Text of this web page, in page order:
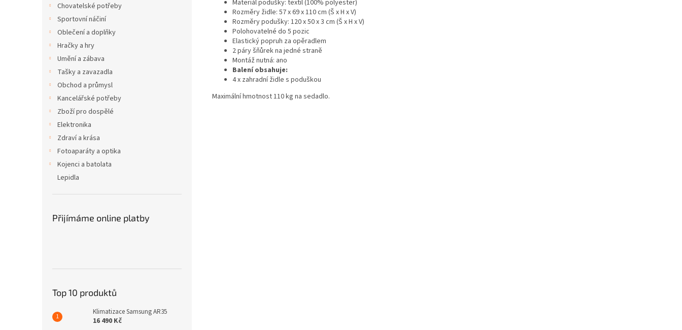
Chovatelské potřeby
Sportovní náčiní
Oblečení a doplňky
Hračky a hry
Umění a zábava
Tašky a zavazadla
Obchod a průmysl
Kancelářské potřeby
Zboží pro dospělé
Elektronika
Zdraví a krása
Fotoaparáty a optika
Kojenci a batolata
Lepidla
Přijímáme online platby
Top 10 produktů
Klimatizace Samsung AR35
16 490 Kč
Materiál podušky: textil (100% polyester)
Rozměry židle: 57 x 69 x 110 cm (Š x H x V)
Rozměry podušky: 120 x 50 x 3 cm (Š x H x V)
Polohovatelné do 5 pozic
Elastický popruh za opěradlem
2 páry šňůrek na jedné straně
Montáž nutná: ano
Balení obsahuje:
4 x zahradní židle s poduškou
Maximální hmotnost 110 kg na sedadlo.